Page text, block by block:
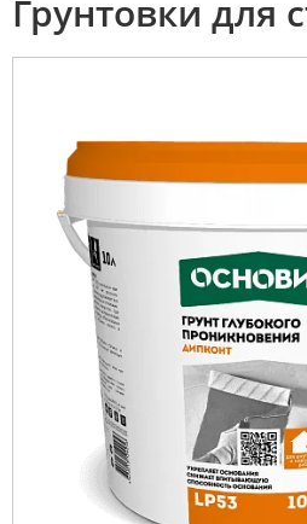
Грунтовки для